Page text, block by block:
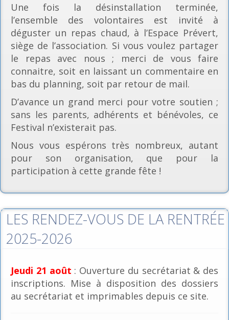
Une fois la désinstallation terminée,
l’ensemble des volontaires est invité à
déguster un repas chaud, à l’Espace Prévert,
siège de l’association. Si vous voulez partager
le repas avec nous ; merci de vous faire
connaitre, soit en laissant un commentaire en
bas du planning, soit par retour de mail.
D’avance un grand merci pour votre soutien ;
sans les parents, adhérents et bénévoles, ce
Festival n’existerait pas.
Nous vous espérons très nombreux, autant
pour son organisation, que pour la
participation à cette grande fête !
LES RENDEZ-VOUS DE LA RENTRÉE
2025-2026
Jeudi 21 août : Ouverture du secrétariat & des
inscriptions. Mise à disposition des dossiers
au secrétariat et imprimables depuis ce site.